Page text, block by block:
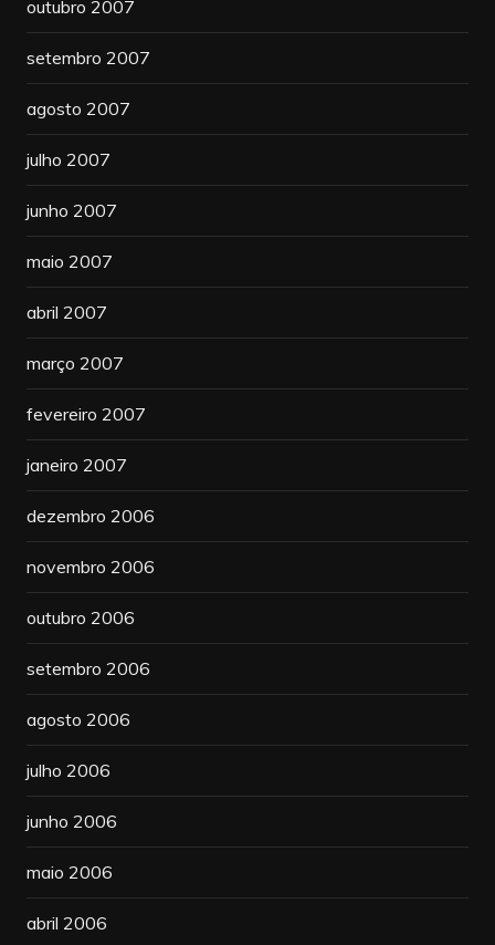
outubro 2007
setembro 2007
agosto 2007
julho 2007
junho 2007
maio 2007
abril 2007
março 2007
fevereiro 2007
janeiro 2007
dezembro 2006
novembro 2006
outubro 2006
setembro 2006
agosto 2006
julho 2006
junho 2006
maio 2006
abril 2006